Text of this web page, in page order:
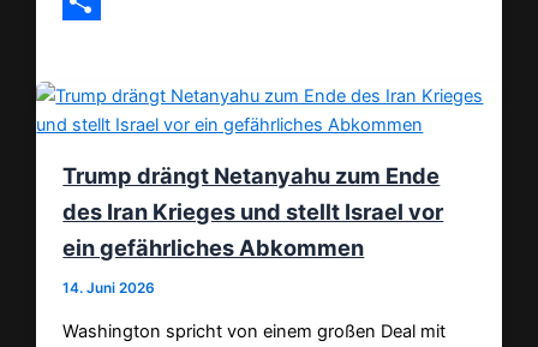
Trump drängt Netanyahu zum Ende
des Iran Krieges und stellt Israel vor
ein gefährliches Abkommen
14. Juni 2026
Washington spricht von einem großen Deal mit